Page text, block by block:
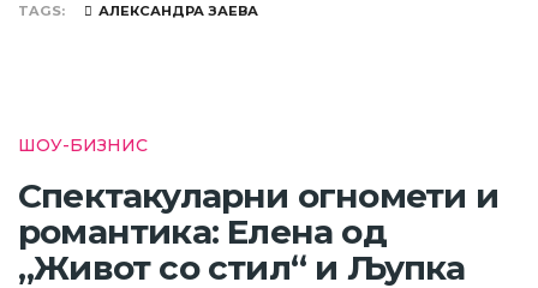
TAGS АЛЕКСАНДРА ЗАЕВА
ШОУ-БИЗНИС
Спектакуларни огномети и
романтика: Елена од
„Живот со стил“ и Љупка